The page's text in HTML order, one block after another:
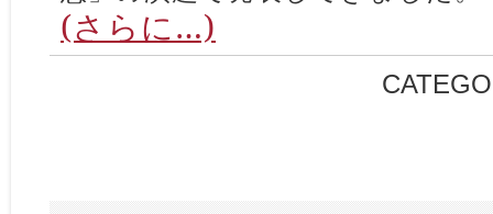
(さらに…)